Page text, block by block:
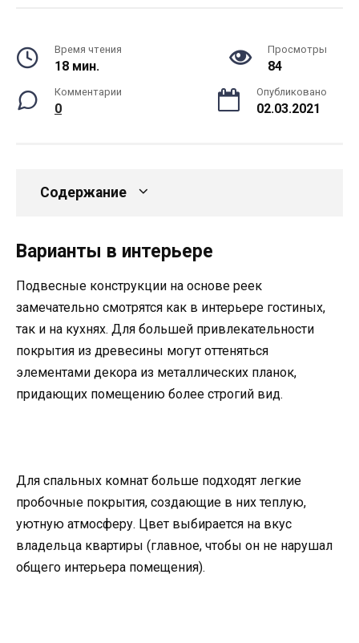
Время чтения
18 мин.
Просмотры
84
Комментарии
0
Опубликовано
02.03.2021
Содержание
Варианты в интерьере
Подвесные конструкции на основе реек
замечательно смотрятся как в интерьере гостиных,
так и на кухнях. Для большей привлекательности
покрытия из древесины могут оттеняться
элементами декора из металлических планок,
придающих помещению более строгий вид.
Для спальных комнат больше подходят легкие
пробочные покрытия, создающие в них теплую,
уютную атмосферу. Цвет выбирается на вкус
владельца квартиры (главное, чтобы он не нарушал
общего интерьера помещения).